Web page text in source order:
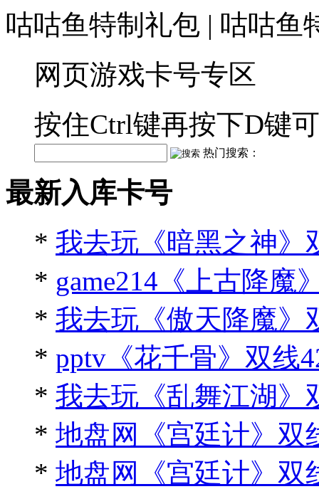
咕咕鱼特制礼包 | 咕咕鱼
网页游戏卡号专区
按住Ctrl键再按下D键
热门搜索：
最新入库卡号
* 我去玩《暗黑之神》
* game214《上古降魔
* 我去玩《傲天降魔》
* pptv《花千骨》双线
* 我去玩《乱舞江湖》
* 地盘网《宫廷计》双
* 地盘网《宫廷计》双